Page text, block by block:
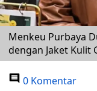
Menkeu Purbaya
dengan Jaket Kulit
0 Komentar